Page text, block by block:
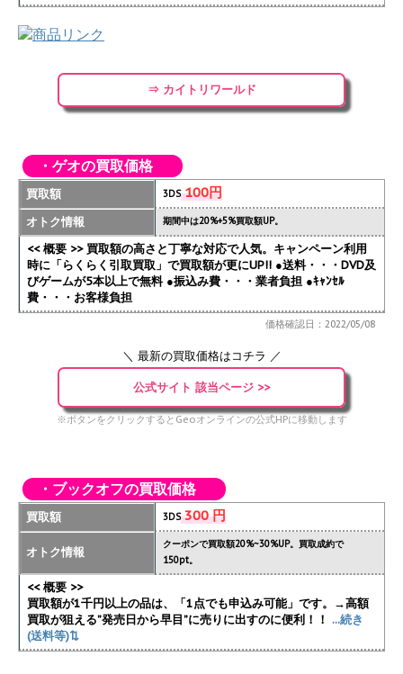
⇒ カイトリワールド
・ゲオの買取価格
買取額 3DS100円
オトク情報 期間中は20%+5%買取額UP。
<< 概要 >> 買取額の高さと丁寧な対応で人気。キャンペーン利用
時に「らくらく引取買取」で買取額が更にUP!! ●送料・・・DVD及
びゲームが5本以上で無料 ●振込み費・・・業者負担 ●ｷｬﾝｾﾙ
費・・・お客様負担
価格確認日：2022/05/08
＼ 最新の買取価格はコチラ ／
公式サイト 該当ページ >>
※ボタンをクリックするとGeoオンラインの公式HPに移動します
・ブックオフの買取価格
買取額 3DS300 円
オトク情報
クーポンで買取額20%~30%UP。買取成約で
150pt。
<< 概要 >>
買取額が1千円以上の品は、「1点でも申込み可能」です。→高額
買取が狙える”発売日から早目”に売りに出すのに便利！！ ...続き
(送料等)⇅